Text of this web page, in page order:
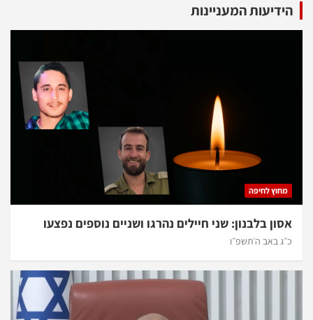
הידיעות המעניינות
מחוץ לחיפה
אסון בלבנון: שני חיילים נהרגו ושניים נוספים נפצעו
כ״ג באב ה׳תשפ״ו